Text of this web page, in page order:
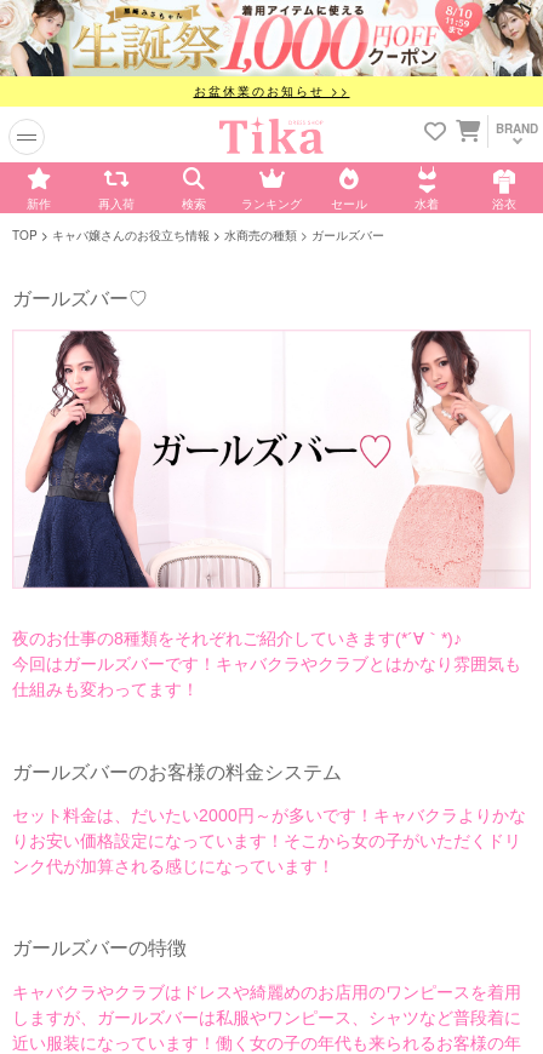
お盆休業のお知らせ >>
BRAND
新作 再入荷 検索 ランキング セール 水着 浴衣
TOP キャバ嬢さんのお役立ち情報 水商売の種類 ガールズバー
ガールズバー♡
夜のお仕事の8種類をそれぞれご紹介していきます(*´∀｀*)♪
今回はガールズバーです！キャバクラやクラブとはかなり雰囲気も
仕組みも変わってます！
ガールズバーのお客様の料金システム
セット料金は、だいたい2000円～が多いです！キャバクラよりかな
りお安い価格設定になっています！そこから女の子がいただくドリ
ンク代が加算される感じになっています！
ガールズバーの特徴
キャバクラやクラブはドレスや綺麗めのお店用のワンピースを着用
しますが、ガールズバーは私服やワンピース、シャツなど普段着に
近い服装になっています！働く女の子の年代も来られるお客様の年